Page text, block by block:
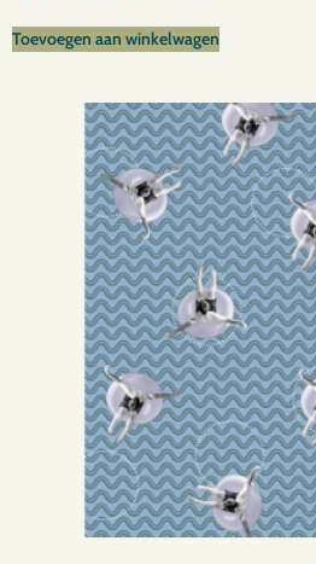
Toevoegen aan winkelwagen